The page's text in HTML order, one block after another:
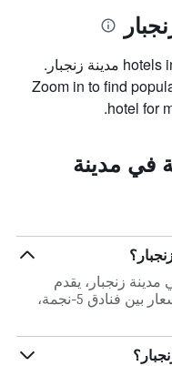
The map below shows all 5-نجمة hotels in مدينة زنجبار.
Zoom in to find
hotel for
5-نجمة في مدينة
زنجبار، يقدم
Mamdali Hostel/Apartment أقل الأسعار بين فنادق 5-نجمة،